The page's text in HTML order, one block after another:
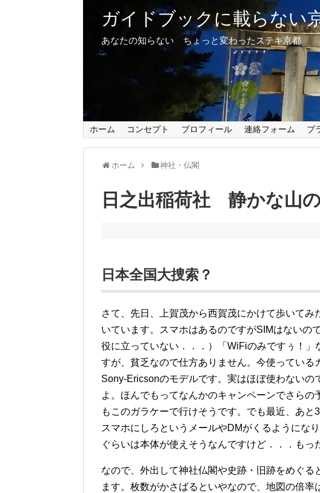
ガイドブックに載らない
あなたの知らない ちょっと変わったステキ京都
ホーム コンセプト プロフィール 連絡フォーム プ
ホーム 神社・仏閣
日之出稲荷社 静かな山
日本全国大捜索？
さて、先日、上賀茂から西賀茂にかけて歩いて
いています。スマホはあるのですがSIMはないの
役に立っていない．．．）「WiFiのみですぅ！
すが、貧乏なので仕方ありません。今使ってい
Sony-Ericsonのモデルです。実はほぼ使わない
よ。ほんでもってなんかのキャンペーンでさら
もこのガラケーで行けそうです。でも最近、あ
スマホにしろというメールやDMがくるようにな
ぐらいは本体が使えそうなんですけど．．．もっ
なので、外出して神社仏閣や史跡・旧跡をめぐ
ます。枚数がかさばるといやなので、地図の倍